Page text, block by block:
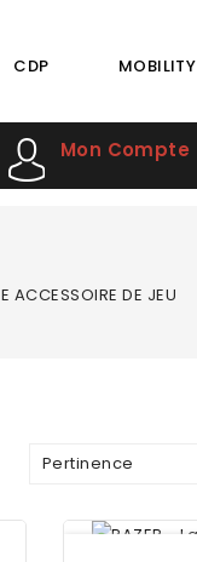
CDP MOBILITY
Mon Compte
ACCESSOIRE DE JEU
Pertinence